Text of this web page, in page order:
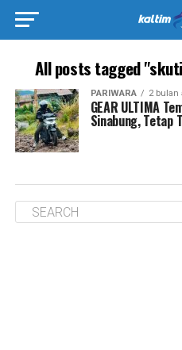
All posts tagged
PARIWARA 2 bulan
GEAR ULTIMA
Sinabung, Tetap